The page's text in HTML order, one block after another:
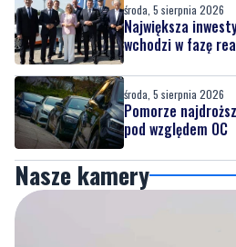
środa, 5 sierpnia 2026
Największa
wchodzi w fazę
środa, 5 sierpnia 2026
Pomorze
pod względem OC
Nasze kamery